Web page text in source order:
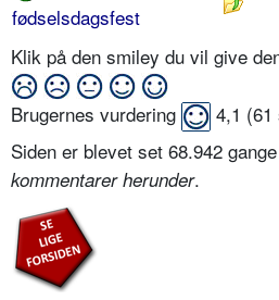
fødselsdagsfest
Klik på den smiley du vil give
Brugernes vurdering 4,1 (61
Siden er blevet set 68.942
kommentarer herunder.